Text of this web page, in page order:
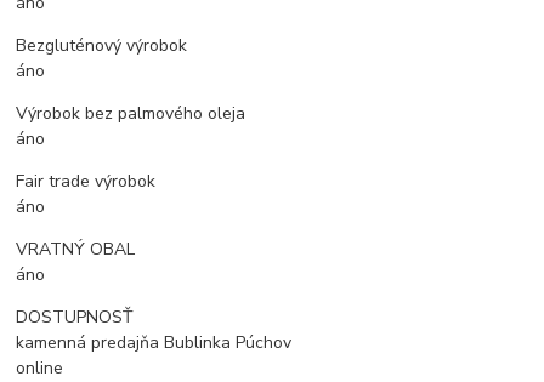
Bezgluténový výrobok
áno
Výrobok bez palmového oleja
áno
Fair trade výrobok
áno
VRATNÝ OBAL
áno
DOSTUPNOSŤ
kamenná predajňa Bublinka Púchov
online